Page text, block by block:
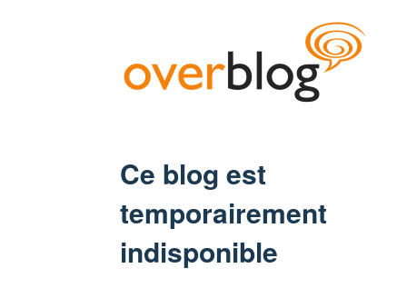
Ce blog est
temporairement
indisponible